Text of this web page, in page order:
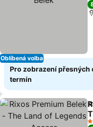
Oblíbená volba
Pro zobrazení přesných
termín
5